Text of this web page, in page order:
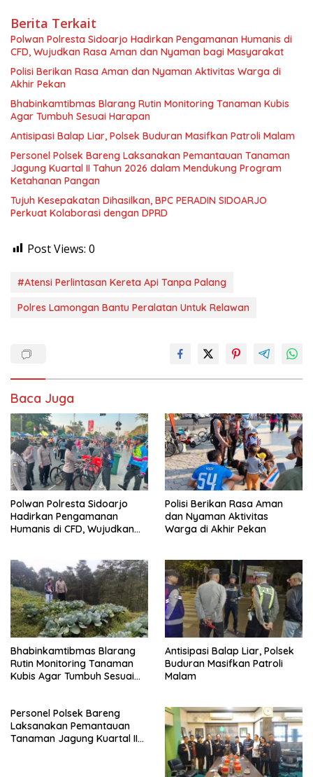
Berita Terkait
Polwan Polresta Sidoarjo Hadirkan Pengamanan Humanis di
CFD, Wujudkan Rasa Aman dan Nyaman bagi Masyarakat
Polisi Berikan Rasa Aman dan Nyaman Aktivitas Warga di
Akhir Pekan
Bhabinkamtibmas Blarang Rutin Monitoring Tanaman Kubis
Agar Tumbuh Sesuai Harapan
Antisipasi Balap Liar, Polsek Buduran Masifkan Patroli Malam
Personel Polsek Bareng Laksanakan Pemantauan Tanaman
Jagung Kuartal II Tahun 2026 dalam Mendukung Program
Ketahanan Pangan
Tujuh Kesepakatan Dihasilkan, BPC PERADIN SIDOARJO
Perkuat Kolaborasi dengan DPRD
Post Views: 0
#Atensi Perlintasan Kereta Api Tanpa Palang
Polres Lamongan Bantu Peralatan Untuk Relawan
Baca Juga
Polwan Polresta Sidoarjo
Hadirkan Pengamanan
Humanis di CFD, Wujudkan
Polisi Berikan Rasa Aman
dan Nyaman Aktivitas
Warga di Akhir Pekan
Bhabinkamtibmas Blarang
Rutin Monitoring Tanaman
Kubis Agar Tumbuh Sesuai
Antisipasi Balap Liar, Polsek
Buduran Masifkan Patroli
Malam
Personel Polsek Bareng
Laksanakan Pemantauan
Tanaman Jagung Kuartal II